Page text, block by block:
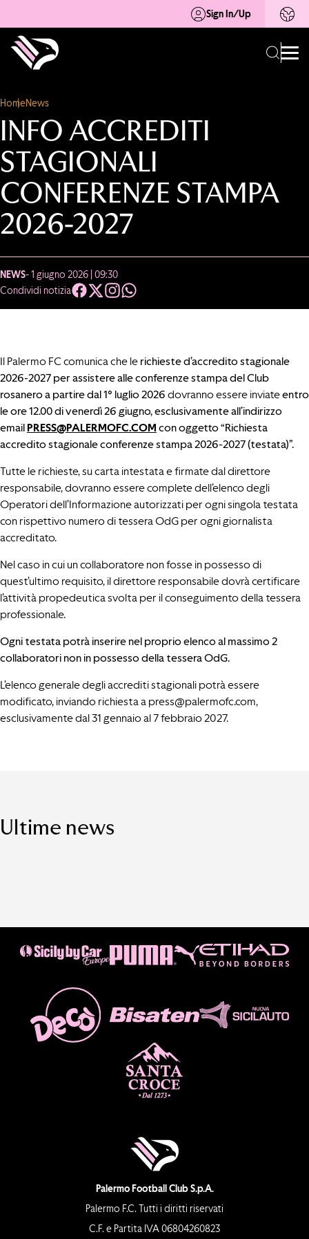
Sign In/Up
HomeNews
INFO ACCREDITI
STAGIONALI
CONFERENZE STAMPA
2026-2027
NEWS- 1 giugno 2026 | 09:30
Condividi notizia
Il Palermo FC comunica che le richieste d’accredito stagionale
2026-2027 per assisterealle conferenze stampadel Club
rosanero a partire dal 1° luglio 2026 dovranno essere inviateentro
le ore 12.00 di venerdì 26 giugno, esclusivamente all’indirizzo
email PRESS@PALERMOFC.COM con oggetto “Richiesta
accredito stagionale conferenze stampa 2026-2027(testata)”.
Tutte le richieste, su carta intestata e firmate dal direttore
responsabile, dovranno essere complete dell’elenco degli
Operatori dell’Informazione autorizzati per ogni singola testata
con rispettivo numero di tessera OdG per ogni giornalista
accreditato.
Nel caso in cui un collaboratore non fosse in possesso di
quest’ultimo requisito, il direttore responsabile dovrà certificare
l’attività propedeutica svolta per il conseguimento della tessera
professionale.
Ogni testata potrà inserire nel proprio elenco al massimo 2
collaboratori non in possesso della tessera OdG.
L’elenco generale degli accrediti stagionali potrà essere
modificato, inviando richiesta a press@palermofc.com,
esclusivamente dal 31 gennaio al 7 febbraio 2027.
Ultime news
Palermo Football Club S.p.A.
Palermo F.C. Tutti i diritti riservati
C.F. e Partita IVA 06804260823